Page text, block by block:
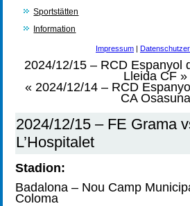
Sportstätten
Information
Impressum |
2024/12/15 – RCD Espanyol
Lleida CF »
« 2024/12/14 – RCD
CA Osasuna
2024/12/15 – FE Grama
L’Hospitalet
Stadion:
Badalona – Nou Camp
Coloma